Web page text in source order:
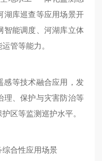
湖库巡查等应用场景开
智能调度、河湖库立体
管等能力。
感等技术融合应用，发
理、保护与灾害防治等
区等监测巡护水平。
综合性应用场景